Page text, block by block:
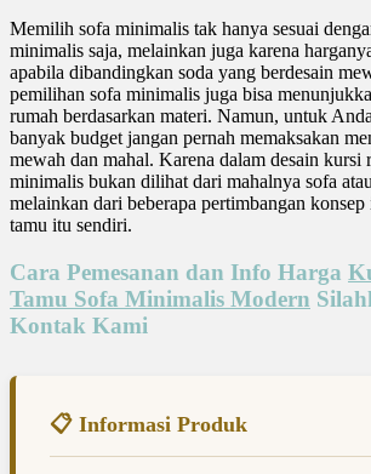
Memilih sofa minimalis tak hanya sesuai
minimalis saja, melainkan juga karena
apabila dibandingkan soda yang berdesain
pemilihan sofa minimalis juga bisa
rumah berdasarkan materi. Namun, untuk
banyak budget jangan pernah memaksakan
mewah dan mahal. Karena dalam desain kursi
minimalis bukan dilihat dari mahalnya sofa
melainkan dari beberapa pertimbangan
tamu itu sendiri.
Cara Pemesanan dan Info Harga
Tamu Sofa Minimalis Modern
Kontak Kami
📋 Informasi Produk